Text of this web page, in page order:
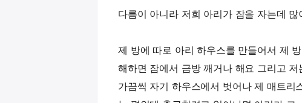
다름이 아니라 저희 아리가 잠을 자는데
제 방에 따로 아리 하우스를 만들어서 제
해하면 잠에서 금방 깨거나 해요 그리고
가끔씩 자기 하우스에서 벗어나 제 매트